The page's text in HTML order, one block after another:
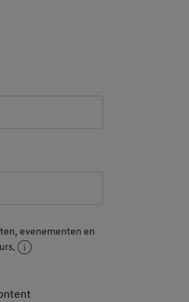
evenementen en